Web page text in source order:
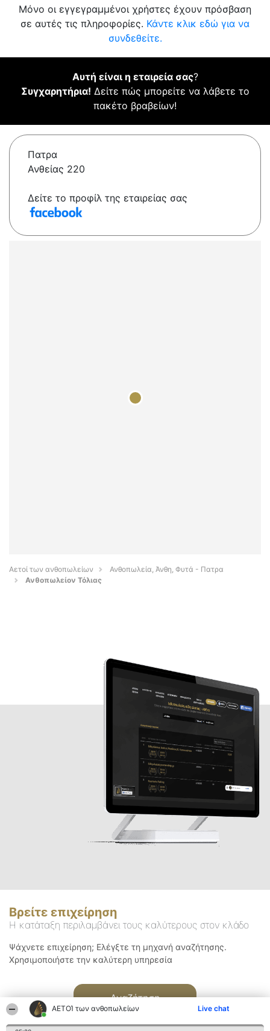
ΑΕΤΟΊ των ανθοπωλείων Live chat
Μόνο οι εγγεγραμμένοι χρήστες έχουν πρόσβαση
σε αυτές τις πληροφορίες. Κάντε κλικ εδώ για να
συνδεθείτε.
Αυτή είναι η εταιρεία σας?
Συγχαρητήρια! Δείτε πώς μπορείτε να λάβετε το
πακέτο βραβείων!
Πατρα
Ανθείας 220
Δείτε το προφίλ της εταιρείας σας
Αετοί των ανθοπωλείων
Ανθοπωλεία, Άνθη, Φυτά - Πατρα
Ανθοπωλείον Τόλιας
Βρείτε επιχείρηση
Η κατάταξη περιλαμβάνει τους καλύτερους στον κλάδο
Ψάχνετε επιχείρηση; Ελέγξτε τη μηχανή αναζήτησης.
Χρησιμοποιήστε την καλύτερη υπηρεσία
Αναζήτηση